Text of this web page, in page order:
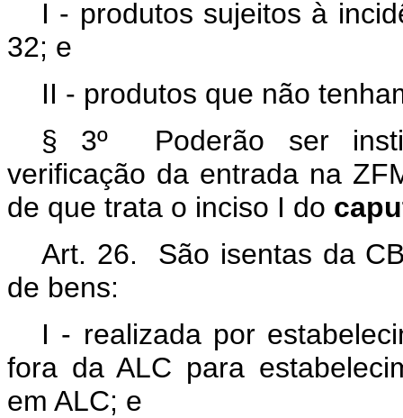
I - produtos sujeitos à
32; e
II - produtos que não
§ 3º Poderão ser
verificação da entrada na
de que trata o inciso I do
Art. 26. São isentas da
de bens:
I - realizada por
fora da ALC para
em ALC; e